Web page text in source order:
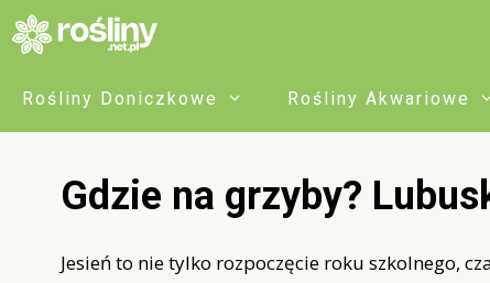
Przejdź
do
treściRośliny Doniczkowe Rośliny Akwariowe
Gdzie na grzyby?
Jesień to nie tylko rozpoczęcie roku szkolnego,